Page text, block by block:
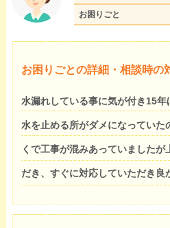
お困りごと
お困りごとの詳細・相談時の
水漏れしている事に気が付き15
水を止める所がダメになっていた
くで工事が混みあっていました
だき、すぐに対応していただき良